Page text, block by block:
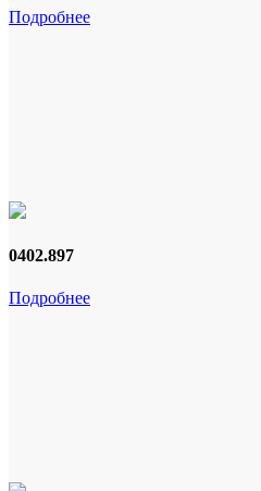
Подробнее
0402.897
Подробнее